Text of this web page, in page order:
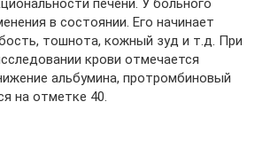
в состоянии. Его начинает
тошнота, кожный зуд и т.д. При
крови отмечается
альбумина, протромбиновый
на отметке 40.